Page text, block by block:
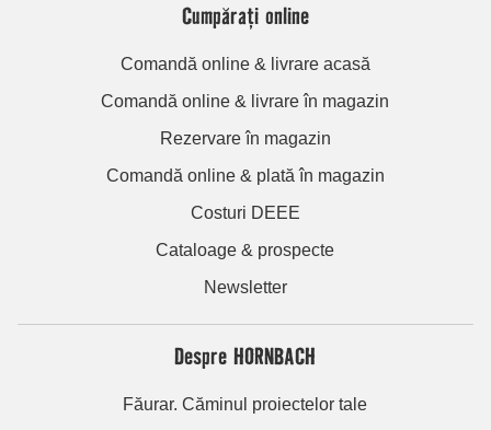
Cumpărați online
Comandă online & livrare acasă
Comandă online & livrare în magazin
Rezervare în magazin
Comandă online & plată în magazin
Costuri DEEE
Cataloage & prospecte
Newsletter
Despre HORNBACH
Făurar. Căminul proiectelor tale